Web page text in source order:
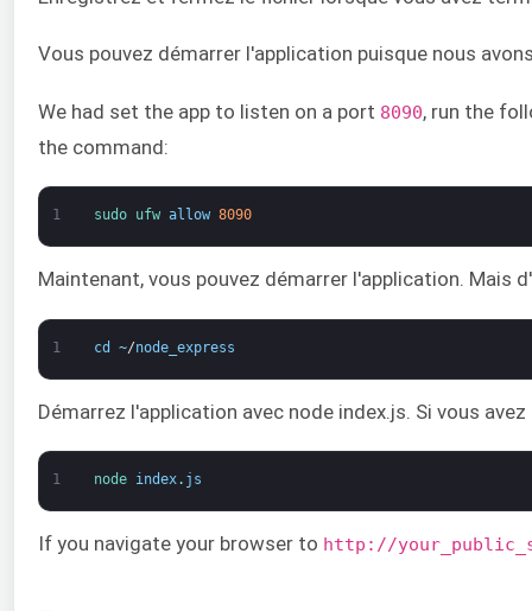
Vous pouvez démarrer l'application puisque nous
We had set the app to listen on a port 8090, run the
the command:
1 sudo ufw allow 8090
Maintenant, vous pouvez démarrer l'application. Mais
1 cd ~/node_express
Démarrez l'application avec node index.js. Si vous
1 node index. js
If you navigate your browser to http://